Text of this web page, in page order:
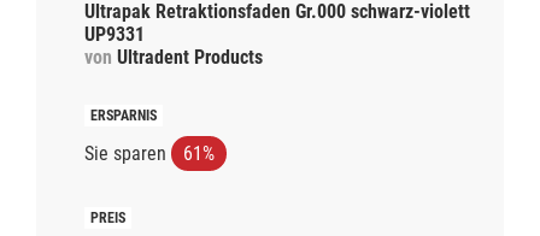
Ultrapak Retraktionsfaden Gr.000 schwarz-violett
UP9331
von Ultradent Products
Sie sparen 61%